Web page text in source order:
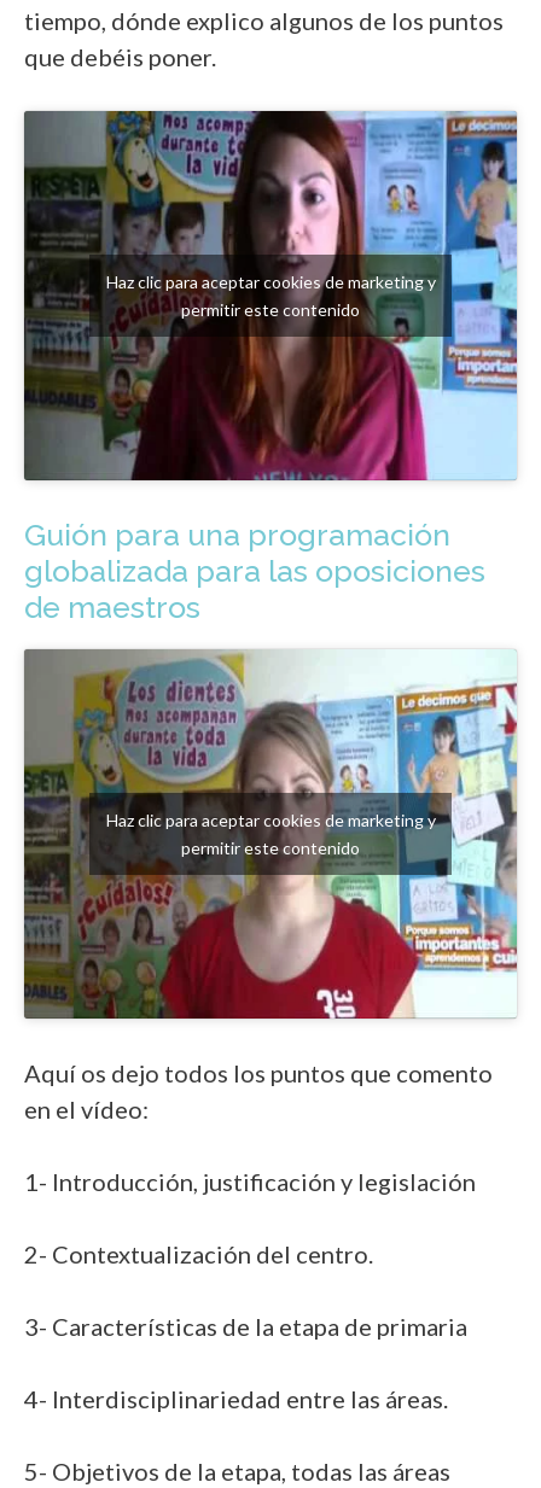
tiempo, dónde explico algunos de los puntos
que debéis poner.
Haz clic para aceptar cookies de marketing y
permitir este contenido
Guión para una programación
globalizada para las oposiciones
de maestros
Haz clic para aceptar cookies de marketing y
permitir este contenido
Aquí os dejo todos los puntos que comento
en el vídeo:
1- Introducción, justificación y legislación
2- Contextualización del centro.
3- Características de la etapa de primaria
4- Interdisciplinariedad entre las áreas.
5- Objetivos de la etapa, todas las áreas